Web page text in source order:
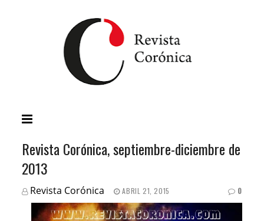
Revista Corónica, septiembre-diciembre de
2013
Revista Corónica ABRIL 21, 2015 0